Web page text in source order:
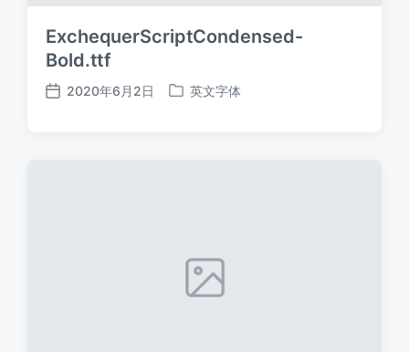
ExchequerScriptCondensed-
Bold.ttf
发
2020年6月2日
发
英文字体